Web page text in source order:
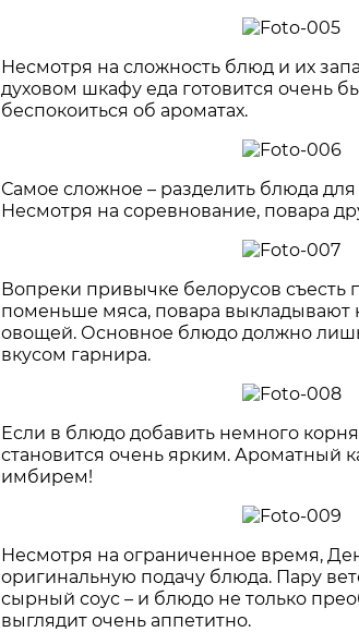
Несмотря на сложность блюд и их
духовом шкафу еда готовится очень
беспокоиться об ароматах.
Самое сложное – разделить блюда
Несмотря на соревнование, повара
Вопреки привычке белорусов съесть
поменьше мяса, повара
овощей. Основное блюдо должно лишь
вкусом гарнира.
Если в блюдо добавить немного
становится очень ярким. Ароматный
имбирем!
Несмотря на ограниченное время,
оригинальную подачу блюда. Пару
сырный соус – и блюдо не только
выглядит очень аппетитно.